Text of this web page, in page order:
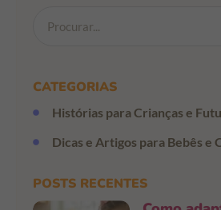
CATEGORIAS
Histórias para Crianças e
Dicas e Artigos para Bebês e
POSTS RECENTES